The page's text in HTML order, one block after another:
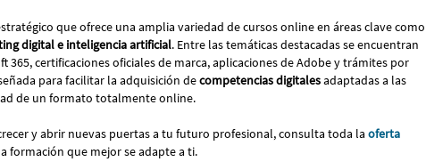
que ofrece una amplia variedad de cursos online en áreas clave como
digital e inteligencia artificial. Entre las temáticas destacadas se encuentran
365, certificaciones oficiales de marca, aplicaciones de Adobe y trámites por
para facilitar la adquisición decompetencias digitalesadaptadas a las
de un formato totalmente online.
y abrir nuevas puertas a tu futuro profesional, consulta toda la oferta
formación que mejor se adapte a ti.